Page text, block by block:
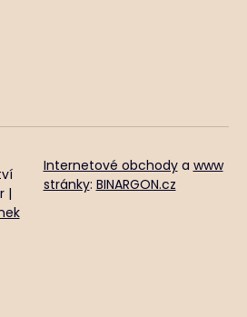
|
Internetové obchodya www
stránky: BINARGON.cz